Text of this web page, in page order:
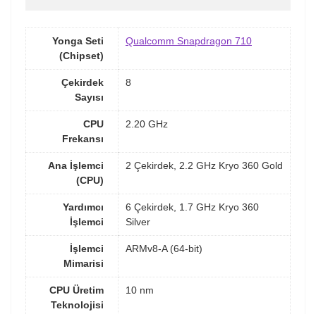
Yonga Seti
(Chipset)
Qualcomm Snapdragon 710
Çekirdek
Sayısı
8
CPU
Frekansı
2.20 GHz
Ana İşlemci
(CPU)
2 Çekirdek, 2.2 GHz Kryo 360 Gold
Yardımcı
İşlemci
6 Çekirdek, 1.7 GHz Kryo 360
Silver
İşlemci
Mimarisi
ARMv8-A (64-bit)
CPU Üretim
Teknolojisi
10 nm